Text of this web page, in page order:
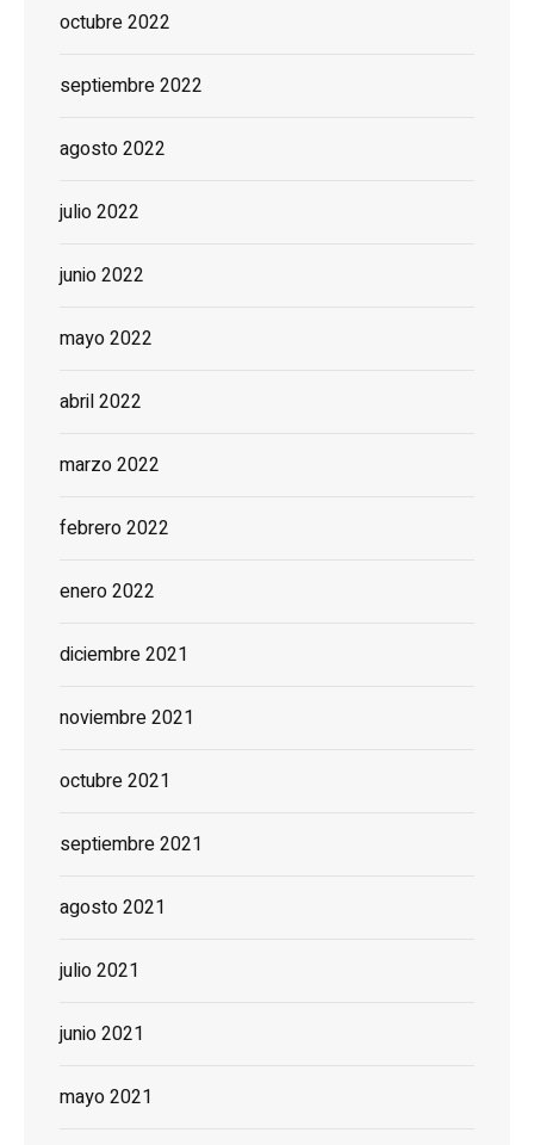
octubre 2022
septiembre 2022
agosto 2022
julio 2022
junio 2022
mayo 2022
abril 2022
marzo 2022
febrero 2022
enero 2022
diciembre 2021
noviembre 2021
octubre 2021
septiembre 2021
agosto 2021
julio 2021
junio 2021
mayo 2021